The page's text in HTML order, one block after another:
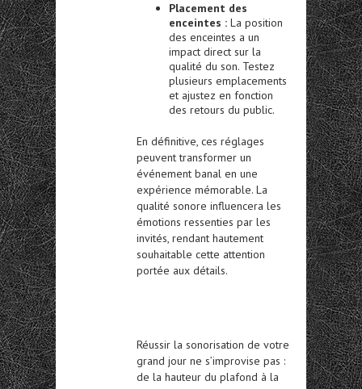
Placement des
enceintes : La position
des enceintes a un
impact direct sur la
qualité du son. Testez
plusieurs emplacements
et ajustez en fonction
des retours du public.
En définitive, ces réglages
peuvent transformer un
événement banal en une
expérience mémorable. La
qualité sonore influencera les
émotions ressenties par les
invités, rendant hautement
souhaitable cette attention
portée aux détails.
Réussir la sonorisation de votre
grand jour ne s’improvise pas :
de la hauteur du plafond à la